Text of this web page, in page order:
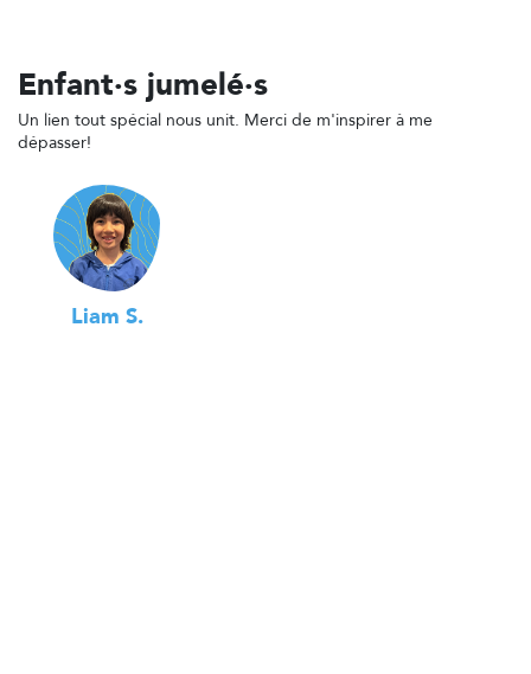
Enfant·s jumelé·s
Un lien tout spécial nous unit. Merci de m'inspirer à me
dépasser!
Liam S.